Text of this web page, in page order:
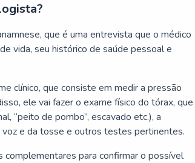
que é uma entrevista que o médico
vida, seu histórico de saúde pessoal e
clínico, que consiste em medir a pressão
ele vai fazer o exame físico do tórax, que
“peito de pombo”, escavado etc.), a
voz e da tosse e outros testes pertinentes.
para confirmar o possível